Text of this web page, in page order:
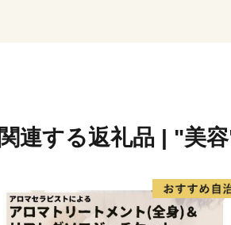
関連する返礼品 | "美